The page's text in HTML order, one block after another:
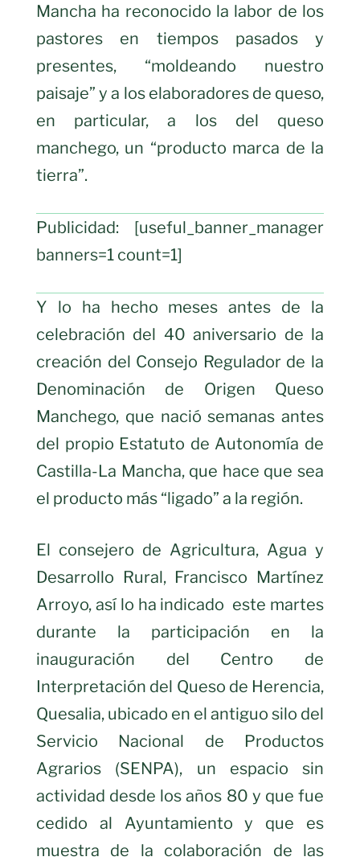
Mancha ha reconocido la labor de los
pastores en tiempos pasados y
presentes, “moldeando nuestro
paisaje” y a los elaboradores de queso,
en particular, a los del queso
manchego, un “producto marca de la
tierra”.
Publicidad: [useful_banner_manager
banners=1 count=1]
Y lo ha hecho meses antes de la
celebración del 40 aniversario de la
creación del Consejo Regulador de la
Denominación de Origen Queso
Manchego, que nació semanas antes
del propio Estatuto de Autonomía de
Castilla-La Mancha, que hace que sea
el producto más “ligado” a la región.
El consejero de Agricultura, Agua y
Desarrollo Rural, Francisco Martínez
Arroyo, así lo ha indicado este martes
durante la participación en la
inauguración del Centro de
Interpretación del Queso de Herencia,
Quesalia, ubicado en el antiguo silo del
Servicio Nacional de Productos
Agrarios (SENPA), un espacio sin
actividad desde los años 80 y que fue
cedido al Ayuntamiento y que es
muestra de la colaboración de las